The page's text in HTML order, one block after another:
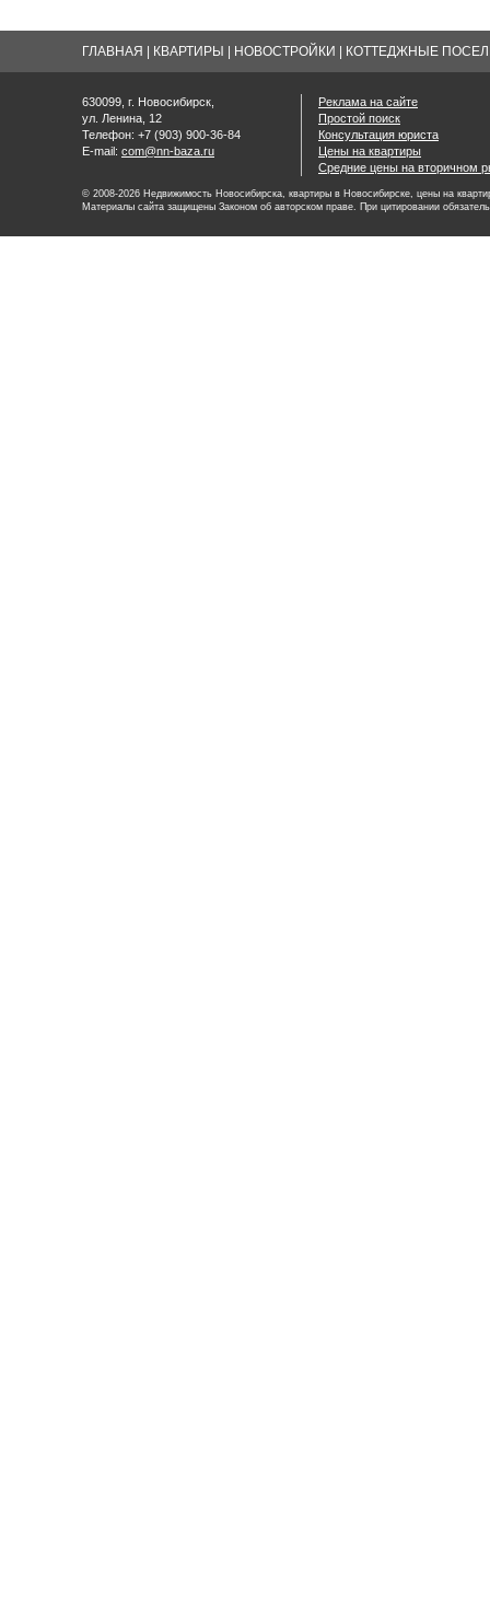
ГЛАВНАЯ КВАРТИРЫ НОВОСТРОЙКИ КОТТЕДЖНЫЕ
630099, г. Новосибирск,
ул. Ленина, 12
Телефон: +7 (903) 900-36-84
E-mail: com@nn-baza.ru
Реклама на сайте
Простой поиск
Консультация юриста
Цены на квартиры
Средние цены на вторичном
© 2008-2026 Недвижимость Новосибирска, квартиры в Новосибирске, цены на
Материалы сайта защищены Законом об авторском праве. При цитировании